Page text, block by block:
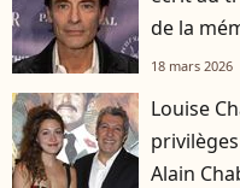
de la
18 mars 2026
Louise
Alain